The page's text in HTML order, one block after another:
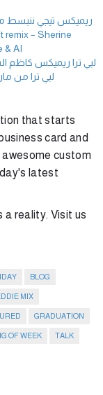
ريميكس تيجي ننبسط
& AI
لبي ترا ريميكس كاظم
لبي ترا من
that starts
card and
custom
latest
a reality. Visit us
BLOG
MIX
GRADUATION
OF WEEK TALK